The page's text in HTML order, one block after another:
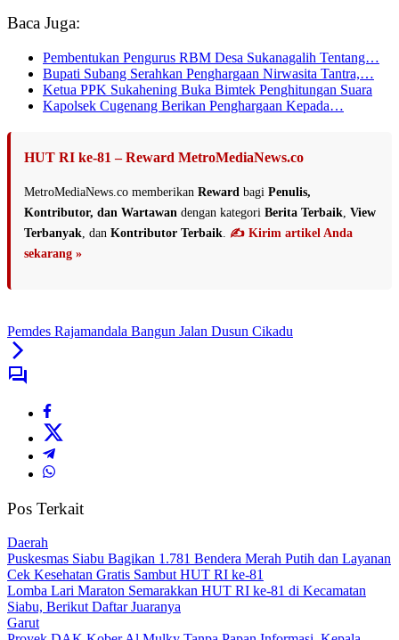
Baca Juga:
Pembentukan Pengurus RBM Desa Sukanagalih Tentang…
Bupati Subang Serahkan Penghargaan Nirwasita Tantra,…
Ketua PPK Sukahening Buka Bimtek Penghitungan Suara
Kapolsek Cugenang Berikan Penghargaan Kepada…
HUT RI ke-81 – Reward MetroMediaNews.co
MetroMediaNews.co memberikan Reward bagi Penulis,
Kontributor, dan Wartawan dengan kategori Berita Terbaik View
Terbanyak , dan Kontributor Terbaik ✍️ Kirim artikel Anda
sekarang »
Pemdes Rajamandala Bangun Jalan Dusun Cikadu
Pos Terkait
Daerah
Puskesmas Siabu Bagikan 1.781 Bendera Merah Putih dan Layanan
Cek Kesehatan Gratis Sambut HUT RI ke-81
Lomba Lari Maraton Semarakkan HUT RI ke-81 di Kecamatan
Siabu, Berikut Daftar Juaranya
Garut